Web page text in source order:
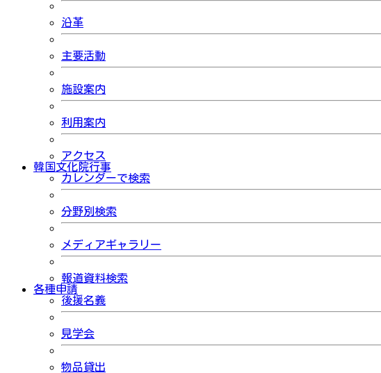
沿革
主要活動
施設案内
利用案内
アクセス
韓国文化院行事
カレンダーで検索
分野別検索
メディアギャラリー
報道資料検索
各種申請
後援名義
見学会
物品貸出